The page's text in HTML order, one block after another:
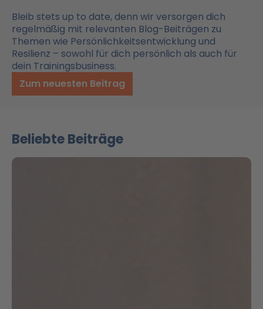
Bleib stets up to date, denn wir versorgen dich
regelmäßig mit relevanten Blog-Beiträgen zu
Themen wie Persönlichkeitsentwicklung und
Resilienz – sowohl für dich persönlich als auch für
dein Trainingsbusiness.
Zum neuesten Beitrag
Beliebte Beiträge